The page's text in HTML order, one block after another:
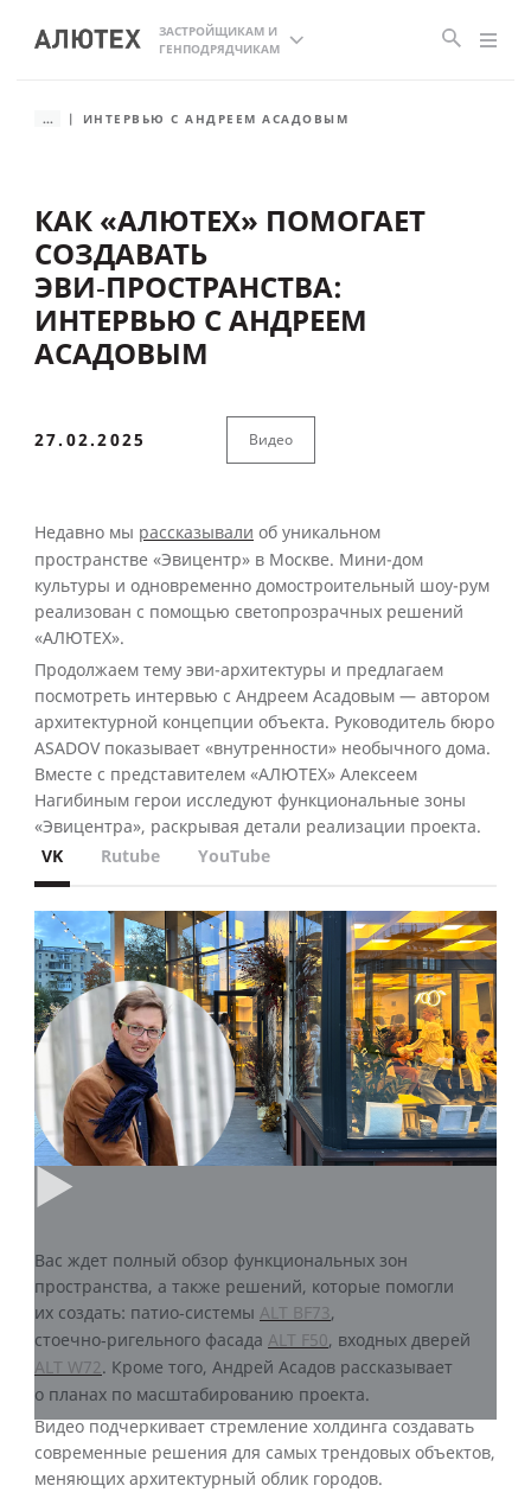
ЗАСТРОЙЩИКАМ И
ГЕНПОДРЯДЧИКАМ
... ИНТЕРВЬЮ С АНДРЕЕМ АСАДОВЫМ
КАК «АЛЮТЕХ» ПОМОГАЕТ
СОЗДАВАТЬ
ЭВИ‑ПРОСТРАНСТВА:
ИНТЕРВЬЮ С АНДРЕЕМ
АСАДОВЫМ
27.02.2025 Видео
Недавно мы рассказывали об уникальном
пространстве «Эвицентр» в Москве. Мини-дом
культуры и одновременно домостроительный шоу-рум
реализован с помощью светопрозрачных решений
«АЛЮТЕХ».
Продолжаем тему эви-архитектуры и предлагаем
посмотреть интервью с Андреем Асадовым — автором
архитектурной концепции объекта. Руководитель бюро
ASADOV показывает «внутренности» необычного дома.
Вместе с представителем «АЛЮТЕХ» Алексеем
Нагибиным герои исследуют функциональные зоны
«Эвицентра», раскрывая детали реализации проекта.
VK
Rutube YouTube
Вас ждет полный обзор функциональных зон
пространства, а также решений, которые помогли
их создать: патио‑системы ALT BF73,
стоечно‑ригельного фасада ALT F50, входных дверей
ALT W72. Кроме того, Андрей Асадов рассказывает
о планах по масштабированию проекта.
Видео подчеркивает стремление холдинга создавать
современные решения для самых трендовых объектов,
меняющих архитектурный облик городов.